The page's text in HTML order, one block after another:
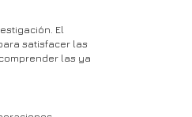
El
satisfacer las
las ya